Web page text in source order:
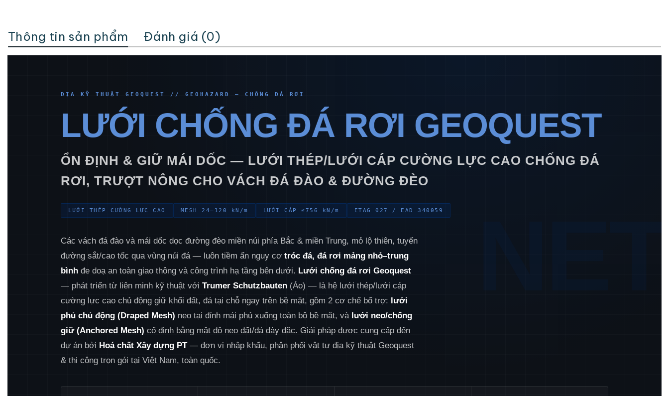
Thông tin sản phẩm Đánh giá (0)
ĐỊA KỸ THUẬT GEOQUEST // GEOHAZARD — CHỐNG ĐÁ RƠI
LƯỚI CHỐNG ĐÁ RƠI GEOQUEST
ỔN ĐỊNH & GIỮ MÁI DỐC — LƯỚI THÉP/LƯỚI CÁP CƯỜNG LỰC CAO CHỐNG ĐÁ
RƠI, TRƯỢT NÔNG CHO VÁCH ĐÁ ĐÀO & ĐƯỜNG ĐÈO
LƯỚI THÉP CƯỜNG LỰC CAO MESH 24–120 kN/m LƯỚI CÁP ≤756 kN/m ETAG 027 / EAD 340059
Các vách đá đào và mái dốc dọc đường đèo miền núi phía Bắc & miền Trung, mỏ lộ thiên, tuyến
đường sắt/cao tốc qua vùng núi đá — luôn tiềm ẩn nguy cơ tróc đá, đá rơi mảng nhỏ–trung
bình đe doạ an toàn giao thông và công trình hạ tầng bên dưới. Lưới chống đá rơi Geoquest
— phát triển từ liên minh kỹ thuật với Trumer Schutzbauten (Áo) — là hệ lưới thép/lưới cáp
cường lực cao chủ động giữ khối đất, đá tại chỗ ngay trên bề mặt, gồm 2 cơ chế bổ trợ: lưới
phủ chủ động (Draped Mesh) neo tại đỉnh mái phủ xuống toàn bộ bề mặt, và lưới neo/chống
giữ (Anchored Mesh) cố định bằng mật độ neo đất/đá dày đặc. Giải pháp được cung cấp đến
dự án bởi Hoá chất Xây dựng PT— đơn vị nhập khẩu, phân phối vật tư địa kỹ thuật Geoquest
& thi công trọn gói tại Việt Nam, toàn quốc.